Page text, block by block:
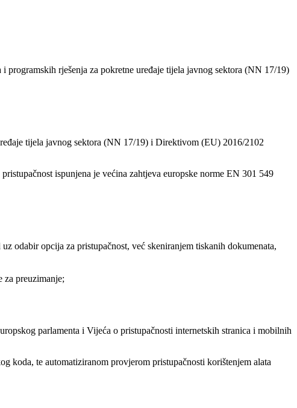
programskih rješenja za pokretne uređaje tijela javnog sektora (NN 17/19)
tijela javnog sektora (NN 17/19) i Direktivom (EU) 2016/2102
ispunjena je većina zahtjeva europske norme EN 301 549
odabir opcija za pristupačnost, već skeniranjem tiskanih dokumenata,
za preuzimanje;
parlamenta i Vijeća o pristupačnosti internetskih stranica i mobilnih
koda, te automatiziranom provjerom pristupačnosti korištenjem alata